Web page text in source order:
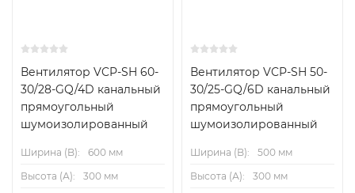
Вентилятор VCP-SH 60-
30/28-GQ/4D канальный
прямоугольный
шумоизолированный
Ширина (B):
600 мм
Высота (А):
300 мм
Вентилятор VCP-SH 50-
30/25-GQ/6D канальный
прямоугольный
шумоизолированный
Ширина (B):
500 мм
Высота (А):
300 мм